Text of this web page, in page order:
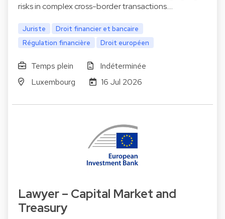
risks in complex cross-border transactions.…
Juriste
Droit financier et bancaire
Régulation financière
Droit européen
Temps plein
Indéterminée
Luxembourg
16 Jul 2026
Lawyer – Capital Market and
Treasury